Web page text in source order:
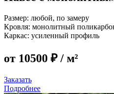
Размер: любой, по замеру
Кровля: монолитный
Каркас: усиленный профиль
от 10500 ₽ / м²
Заказать
Подробнее